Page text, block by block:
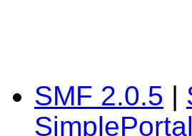
SMF 2.0.5 |